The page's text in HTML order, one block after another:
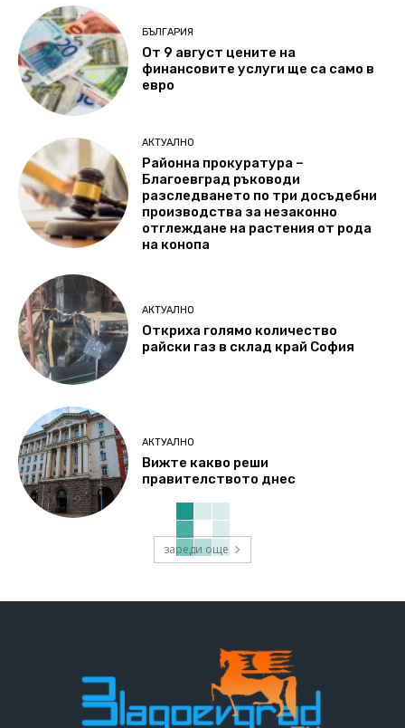
БЪЛГАРИЯ
От 9 август цените на
финансовите услуги ще са само в
евро
АКТУАЛНО
Районна прокуратура –
Благоевград ръководи
разследването по три досъдебни
производства за незаконно
отглеждане на растения от рода
на конопа
АКТУАЛНО
Откриха голямо количество
райски газ в склад край София
АКТУАЛНО
Вижте какво реши
правителството днес
зареди още